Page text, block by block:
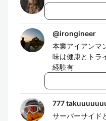
@irongineer
本業アイアンマ
味は健康とトラ
経験有
777
サーバーサイド